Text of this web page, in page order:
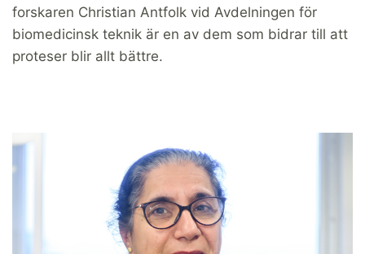
forskaren Christian Antfolk vid Avdelningen för
biomedicinsk teknik är en av dem som bidrar till att
proteser blir allt bättre.